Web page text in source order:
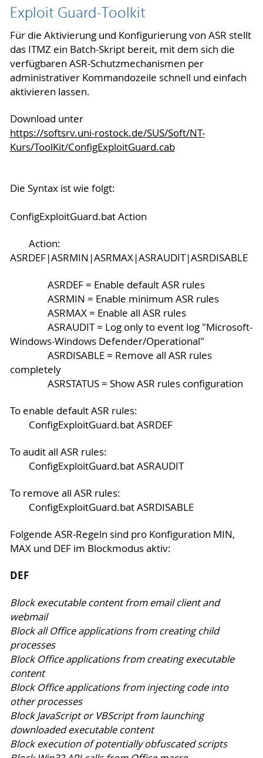
Exploit Guard-Toolkit
Für die Aktivierung und Konfigurierung von ASR stellt
das ITMZ ein Batch-Skript bereit, mit dem sich die
verfügbaren ASR-Schutzmechanismen per
administrativer Kommandozeile schnell und einfach
aktivieren lassen.
Download unter
https://softsrv.uni-rostock.de/SUS/Soft/NT-
Kurs/ToolKit/ConfigExploitGuard.cab
Die Syntax ist wie folgt:
ConfigExploitGuard.bat Action
Action:
ASRDEF|ASRMIN|ASRMAX|ASRAUDIT|ASRDISABLE
ASRDEF = Enable default ASR rules
ASRMIN = Enable minimum ASR rules
ASRMAX = Enable all ASR rules
ASRAUDIT = Log only to event log "Microsoft-
Windows-Windows Defender/Operational"
ASRDISABLE = Remove all ASR rules
completely
ASRSTATUS = Show ASR rules configuration
To enable default ASR rules:
ConfigExploitGuard.bat ASRDEF
To audit all ASR rules:
ConfigExploitGuard.bat ASRAUDIT
To remove all ASR rules:
ConfigExploitGuard.bat ASRDISABLE
Folgende ASR-Regeln sind pro Konfiguration MIN,
MAX und DEF im Blockmodus aktiv:
DEF
Block executable content from email client and
webmail
Block all Office applications from creating child
processes
Block Office applications from creating executable
content
Block Office applications from injecting code into
other processes
Block JavaScript or VBScript from launching
downloaded executable content
Block execution of potentially obfuscated scripts